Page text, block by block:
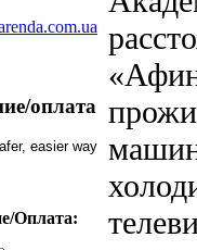
оплата
Оплата: